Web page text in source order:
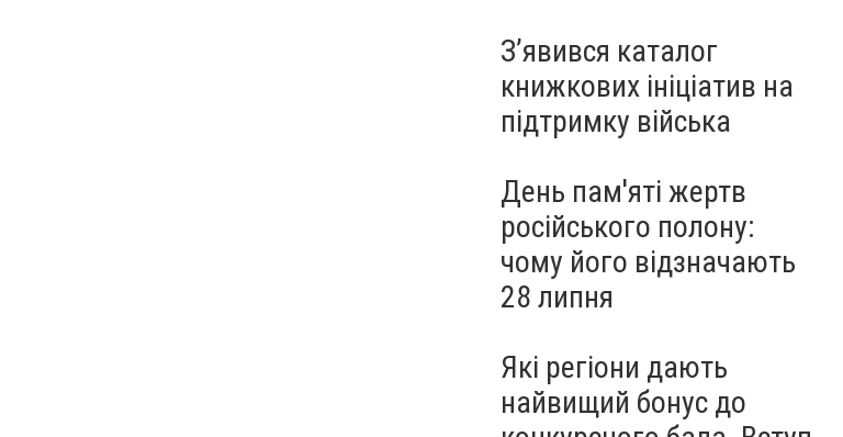
З’явився каталог
книжкових ініціатив на
підтримку війська
День пам'яті жертв
російського полону:
чому його відзначають
28 липня
Які регіони дають
найвищий бонус до